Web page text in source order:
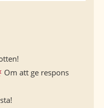
Om att ge respons